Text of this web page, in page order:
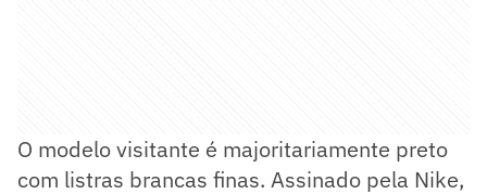
O modelo visitante é majoritariamente preto
com listras brancas finas. Assinado pela Nike,